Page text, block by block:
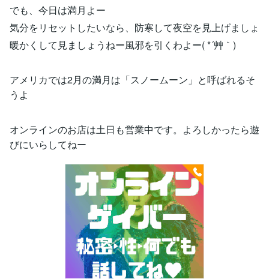
でも、今日は満月よー
気分をリセットしたいなら、防寒して夜空を見上げましょ
暖かくして見ましょうねー風邪を引くわよー( *´艸｀)
アメリカでは2月の満月は「スノームーン」と呼ばれるそ
うよ
オンラインのお店は土日も営業中です。よろしかったら遊
びにいらしてねー